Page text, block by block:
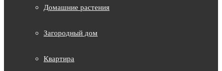
Домашние растения
Загородный дом
Квартира